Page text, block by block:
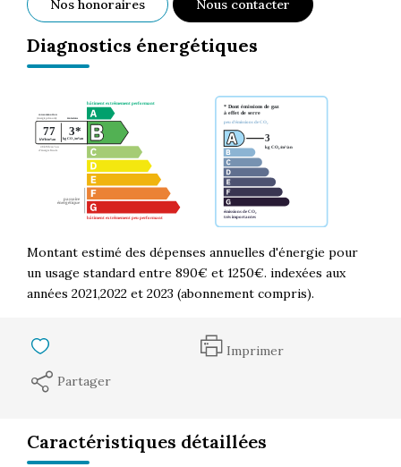
Nos honoraires Nous contacter
Diagnostics énergétiques
Montant estimé des dépenses annuelles d'énergie pour
un usage standard entre 890€ et 1250€. indexées aux
années 2021,2022 et 2023 (abonnement compris).
Imprimer
Partager
Caractéristiques détaillées